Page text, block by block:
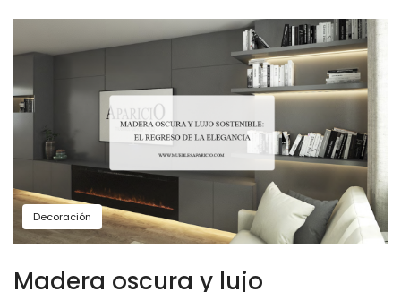
Decoración
Madera oscura y lujo